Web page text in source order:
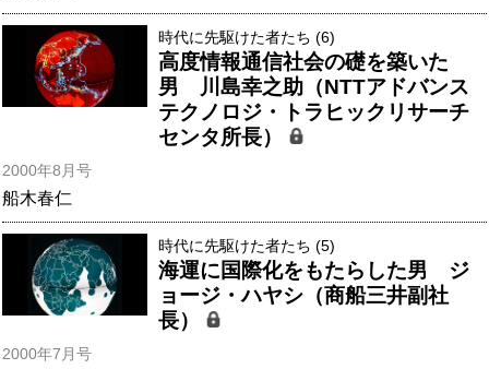
時代に先駆けた者たち (6)
高度情報通信社会の礎を築いた
男 川島幸之助（NTTアドバンス
テクノロジ・トラヒックリサーチ
センタ所長）
2000年8月号
船木春仁
時代に先駆けた者たち (5)
海運に国際化をもたらした男 ジ
ョージ・ハヤシ（商船三井副社
長）
2000年7月号